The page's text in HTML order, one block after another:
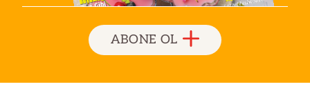
ABONE OL